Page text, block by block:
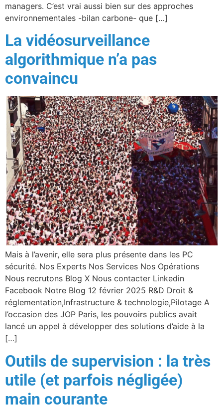
managers. C’est vrai aussi bien sur des approches
environnementales -bilan carbone- que […]
La vidéosurveillance
algorithmique n’a pas
convaincu
Mais à l’avenir, elle sera plus présente dans les PC
sécurité. Nos Experts Nos Services Nos Opérations
Nous recrutons Blog X Nous contacter Linkedin
Facebook Notre Blog 12 février 2025 R&D Droit &
réglementation,Infrastructure & technologie,Pilotage A
l’occasion des JOP Paris, les pouvoirs publics avait
lancé un appel à développer des solutions d’aide à la
[…]
Outils de supervision : la très
utile (et parfois négligée)
main courante